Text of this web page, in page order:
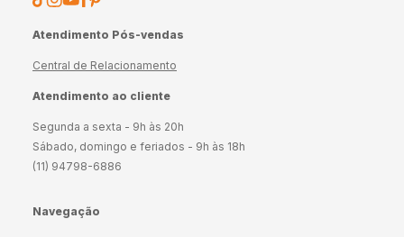
Atendimento Pós-vendas
Central de Relacionamento
Atendimento ao cliente
Segunda a sexta - 9h às 20h
Sábado, domingo e feriados - 9h às 18h
(11) 94798-6886
Navegação